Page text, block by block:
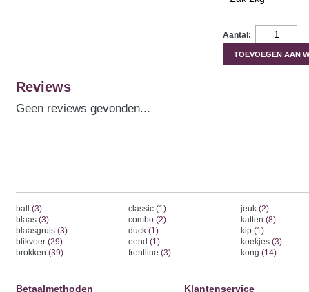
Aantal:
TOEVOEGEN AAN
Reviews
Geen reviews gevonden...
ball (3)
blaas (3)
blaasgruis (3)
blikvoer (29)
brokken (39)
classic (1)
combo (2)
duck (1)
eend (1)
frontline (3)
jeuk (2)
katten (8)
kip (1)
koekjes (3)
kong (14)
Betaalmethoden Klantenservice